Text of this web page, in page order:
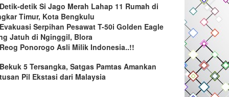
Detik-detik Si Jago Merah Lahap 11 Rumah di
Timur, Kota Bengkulu
Evakuasi Serpihan Pesawat T-50i Golden Eagle
Jatuh di Nginggil, Blora
Reog Ponorogo Asli Milik Indonesia..!!
Bekuk 5 Tersangka, Satgas Pamtas Amankan
Pil Ekstasi dari Malaysia